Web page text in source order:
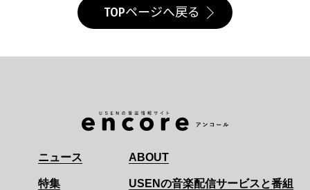
TOPページへ戻る
ニュース
特集
ABOUT
USENの音楽配信サービスと番組